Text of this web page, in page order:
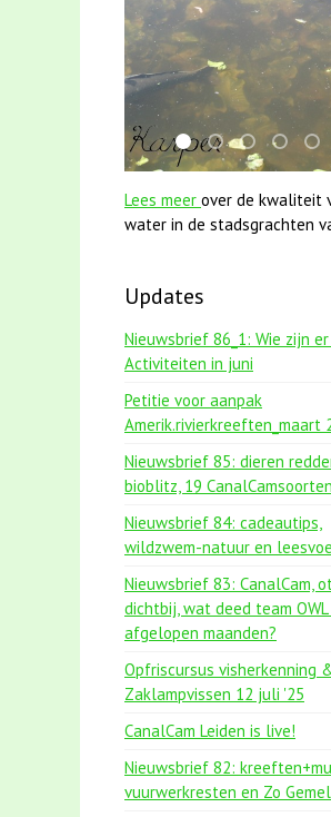
smoelenboek fifi
mei2021jun2021
Lees meer over de kwaliteit
water in de stadsgrachten
Updates
Nieuwsbrief 86_1: Wie zijn
Activiteiten in juni
Petitie voor aanpak
Amerik.rivierkreeften_maart
Nieuwsbrief 85: dieren
bioblitz, 19 CanalCamsoorten
Nieuwsbrief 84: cadeautips,
wildzwem-natuur en
Nieuwsbrief 83: CanalCam,
dichtbij, wat deed team OWL
afgelopen maanden?
Opfriscursus visherkenning
Zaklampvissen 12 juli '25
CanalCam Leiden is live!
Nieuwsbrief 82:
vuurwerkresten en Zo